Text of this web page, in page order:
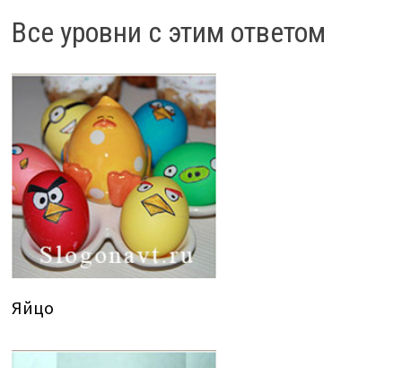
Все уровни с этим ответом
Яйцо